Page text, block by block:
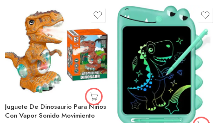
Juguete De Dinosaurio Para Niños
Con Vapor Sonido Movimiento